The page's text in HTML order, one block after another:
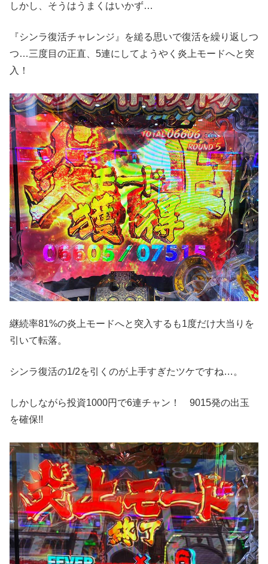
しかし、そうはうまくはいかず…
『シンラ復活チャレンジ』を縋る思いで復活を繰り返しつ
つ…三度目の正直、5連にしてようやく炎上モードへと突
入！
継続率81%の炎上モードへと突入するも1度だけ大当りを
引いて転落。
シンラ復活の1/2を引くのが上手すぎたツケですね…。
しかしながら投資1000円で6連チャン！ 9015発の出玉
を確保!!